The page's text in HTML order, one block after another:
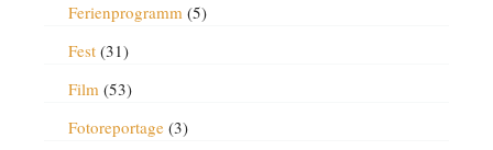
Ferienprogramm(5)
Fest(31)
Film(53)
Fotoreportage(3)